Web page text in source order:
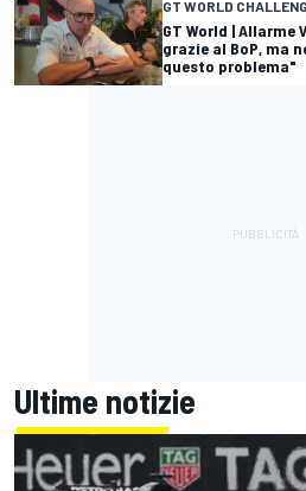
GT WORLD
GT World | Allarme
grazie al BoP, ma
questo problema"
Ultime notizie